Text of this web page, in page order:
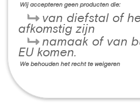
Wij accepteren geen producten die:
van diefstal of
afkomstig zijn
namaak of van
EU komen.
We behouden het recht te weigeren